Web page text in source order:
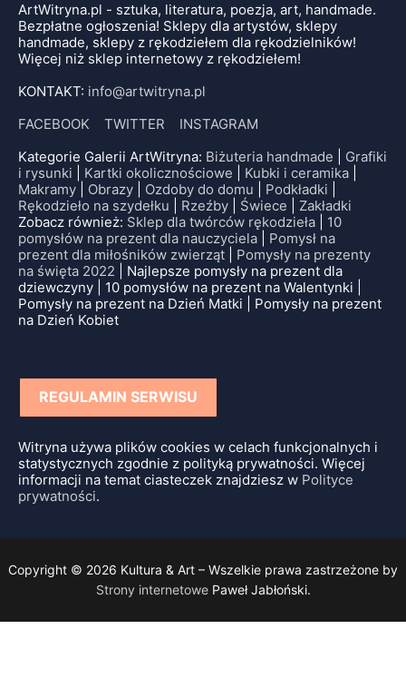
ArtWitryna.pl - sztuka, literatura, poezja, art, handmade.
Bezpłatne ogłoszenia! Sklepy dla artystów, sklepy
handmade, sklepy z rękodziełem dla rękodzielników!
Więcej niż sklep internetowy z rękodziełem!
KONTAKT: info@artwitryna.pl
FACEBOOK
TWITTER
INSTAGRAM
Kategorie Galerii ArtWitryna: Biżuteria handmade
Grafiki
i rysunki
Kartki okolicznościowe Kubki i ceramika
Makramy
Obrazy Ozdoby do domu Podkładki
Rękodzieło na szydełku
Rzeźby Świece
Zakładki
Zobacz również: Sklep dla twórców rękodzieła
10
pomysłów na prezent dla nauczyciela
Pomysł na
prezent dla miłośników zwierząt
Pomysły na prezenty
na święta 2022 | Najlepsze pomysły na prezent dla
dziewczyny | 10 pomysłów na prezent na Walentynki |
Pomysły na prezent na Dzień Matki | Pomysły na prezent
na Dzień Kobiet
REGULAMIN SERWISU
Witryna używa plików cookies w celach funkcjonalnych i
statystycznych zgodnie z polityką prywatności. Więcej
informacji na temat ciasteczek znajdziesz w Polityce
prywatności.
Copyright © 2026 Kultura & Art – Wszelkie prawa zastrzeżone by
Strony internetowePaweł Jabłoński.